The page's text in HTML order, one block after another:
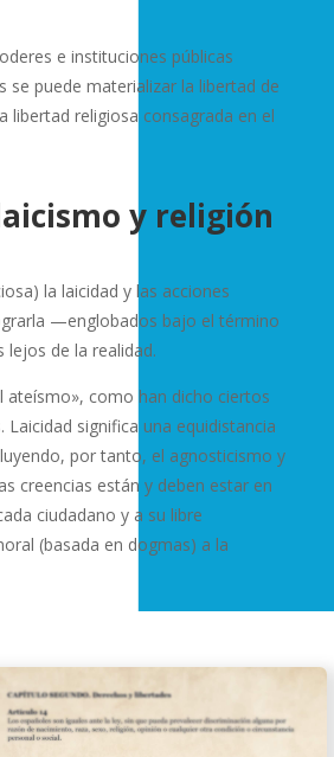
e instituciones públicas
se puede materializar la libertad de
libertad religiosa consagrada en el
y religión
la laicidad y las acciones
—englobados bajo el término
de la realidad.
ateísmo», como han dicho ciertos
significa una equidistancia
por tanto, el agnosticismo y
creencias están y deben estar en
ciudadano y a su libre
(basada en dogmas) a la